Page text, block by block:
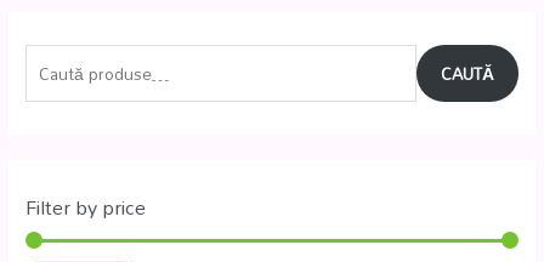
CAUTĂ
Filter by price